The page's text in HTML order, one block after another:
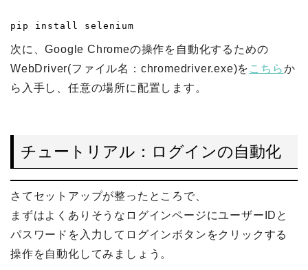
pip install selenium
次に、Google Chromeの操作を自動化するための
WebDriver(ファイル名：chromedriver.exe)を こちらか
ら入手し、任意の場所に配置します。
チュートリアル：ログインの自動化
さてセットアップが整ったところで、
まずはよくありそうなログインページにユーザーIDと
パスワードを入力してログインボタンをクリックする
操作を自動化してみましょう。